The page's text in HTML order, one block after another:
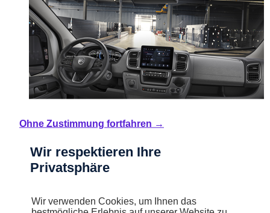
Selbstbewusstes Design
neuen Frontpartie. Das Armaturenbrett im Innenraum wurde neu
Ohne Zustimmung fortfahren →
Wir respektieren Ihre
Privatsphäre
Wir verwenden Cookies, um Ihnen das